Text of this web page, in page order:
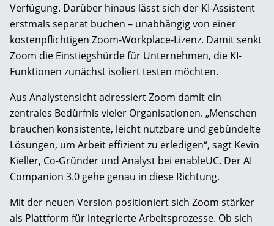
Verfügung. Darüber hinaus lässt sich der KI-Assistent
erstmals separat buchen – unabhängig von einer
kostenpflichtigen Zoom-Workplace-Lizenz. Damit senkt
Zoom die Einstiegshürde für Unternehmen, die KI-
Funktionen zunächst isoliert testen möchten.
Aus Analystensicht adressiert Zoom damit ein
zentrales Bedürfnis vieler Organisationen. „Menschen
brauchen konsistente, leicht nutzbare und gebündelte
Lösungen, um Arbeit effizient zu erledigen“, sagt Kevin
Kieller, Co-Gründer und Analyst bei enableUC. Der AI
Companion 3.0 gehe genau in diese Richtung.
Mit der neuen Version positioniert sich Zoom stärker
als Plattform für integrierte Arbeitsprozesse. Ob sich